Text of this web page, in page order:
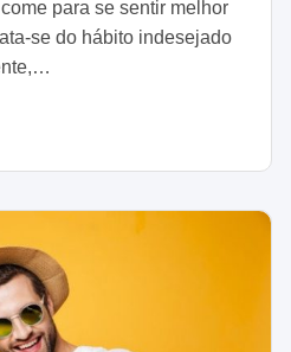
para se sentir melhor
se do hábito indesejado